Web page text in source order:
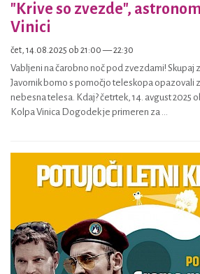
"Krive so zvezde",
Vinici
čet, 14.08.2025 ob 21:00 — 22:30
Vabljeni na čarobno noč pod zvezdami! Skupaj
Javornik bomo s pomočjo teleskopa opazovali
nebesna telesa. Kdaj? četrtek, 14. avgust 2025
Kolpa Vinica Dogodek je primeren za ...